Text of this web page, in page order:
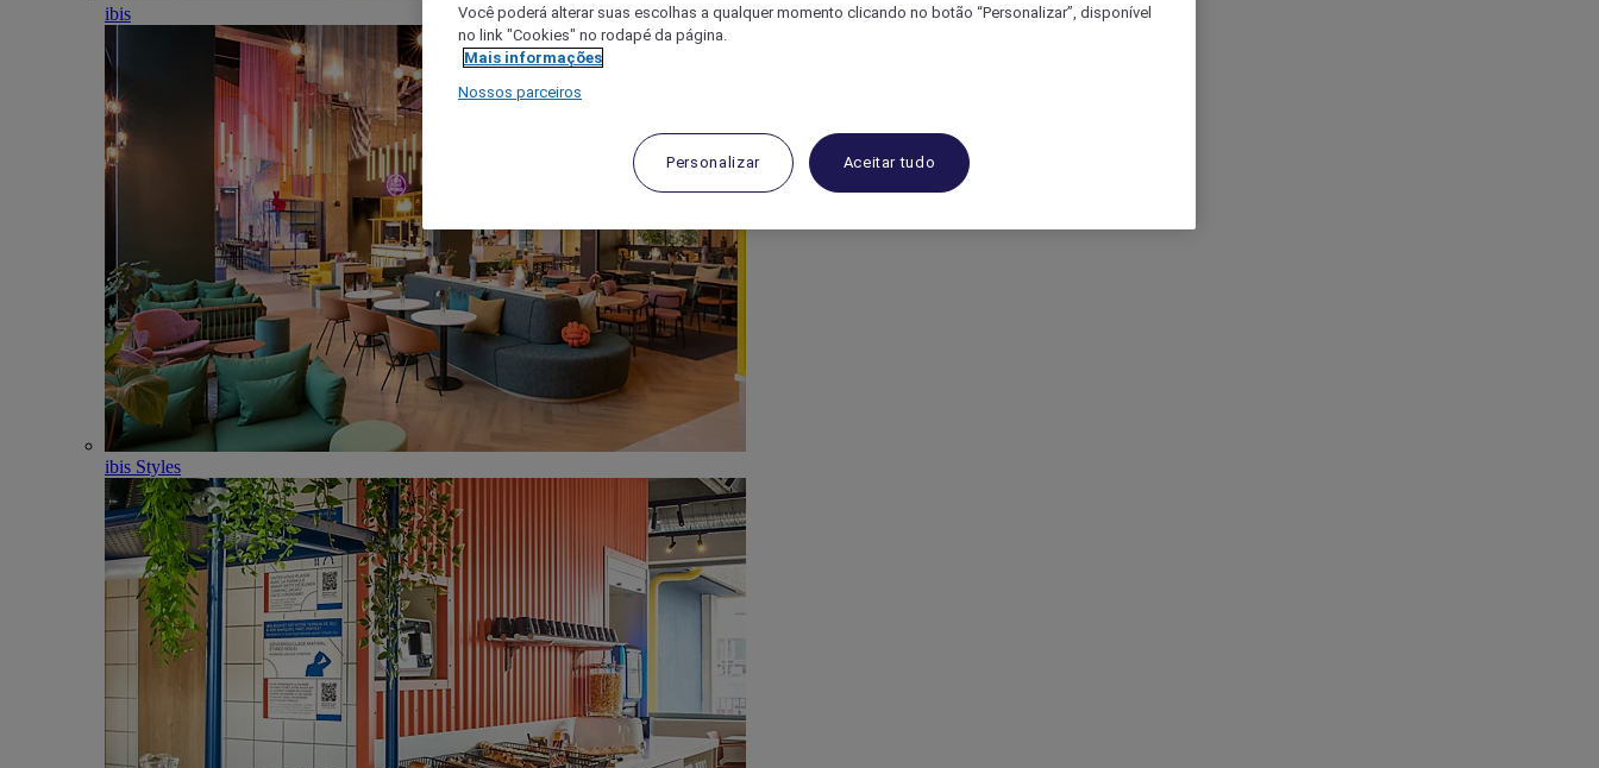
ibis
ibis Styles
Você poderá alterar suas escolhas a qualquer momento clicando no botão “Personalizar”, disponível
no link "Cookies" no rodapé da página.
Mais informações
Nossos parceiros
Personalizar Aceitar tudo